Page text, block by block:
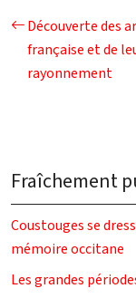
Découverte des
française et de
rayonnement
Fraîchement
Coustouges se
mémoire occitane
Les grandes